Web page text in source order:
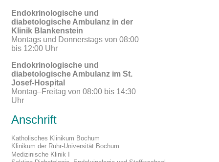
Endokrinologische und
diabetologische Ambulanz in der
Klinik Blankenstein
Montags und Donnerstags von 08:00
bis 12:00 Uhr
Endokrinologische und
diabetologische Ambulanz im St.
Josef-Hospital
Montag–Freitag von 08:00 bis 14:30
Uhr
Anschrift
Katholisches Klinikum Bochum
Klinikum der Ruhr-Universität Bochum
Medizinische Klinik I